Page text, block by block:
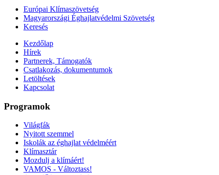
Európai Klímaszövetség
Magyarországi Éghajlatvédelmi Szövetség
Keresés
Kezdőlap
Hírek
Partnerek, Támogatók
Csatlakozás, dokumentumok
Letöltések
Kapcsolat
Programok
Világfák
Nyitott szemmel
Iskolák az éghajlat védelméért
Klímasztár
Mozdulj a klímáért!
VAMOS - Változtass!